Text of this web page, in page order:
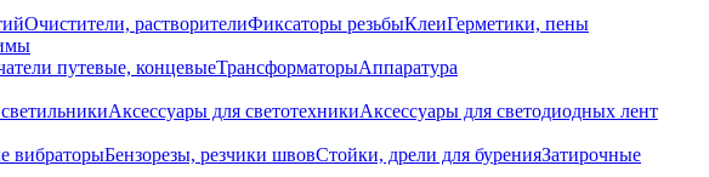
Очистители, растворителиФиксаторы резьбыКлеиГерметики, пены
путевые, концевыеТрансформаторыАппаратура
Аксессуары для светотехникиАксессуары для светодиодных лент
вибраторыБензорезы, резчики швовСтойки, дрели для буренияЗатирочные